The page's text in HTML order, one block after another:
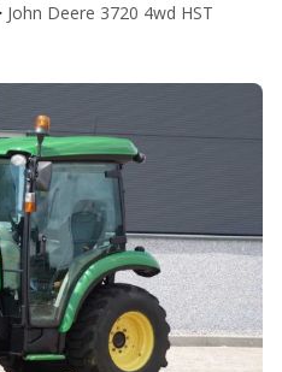
John Deere 3720 4wd HST